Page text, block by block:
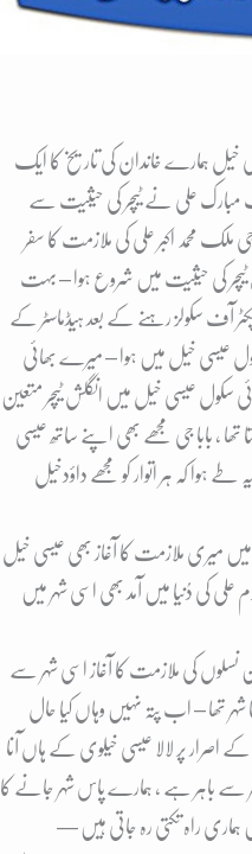
خیل ہمارے خاندان کی تاریخ کا ایک
علی نے ٹیچر کی حیثیت سے
ملک محمد اکبر علی کی ملازمت کا سفر
ٹیچر کی حیثیت میں شروع ہوا – بہت
آف سکولز رہنے کے بعد ہیڈماسٹر کے
عیسی خیل میں ہوا – میرے بھائی
سکول عیسی خیل میں انگلش ٹیچر متعین
، بابا جی مجھے بھی اپنے ساتھ عیسی
ہوا کہ ہر اتوار کو مجھے داؤدخیل
میں میری ملازمت کا آغاز بھی عیسی خیل
کی دُنیا میں آمد بھی اسی شہر میں
کی ملازمت کا آغاز اسی شہر سے
تھا – اب پتہ نہیں وہاں کیا حال
پر لالا عیسی خیلوی کے ہاں آنا
سے باہر ہے ، ہمارے پاس شہر جانے کا
راہ تکتی رہ جاتی ہیں —